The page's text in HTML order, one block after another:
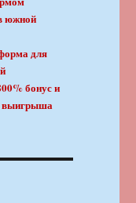
южной
для
бонус и
выигрыша